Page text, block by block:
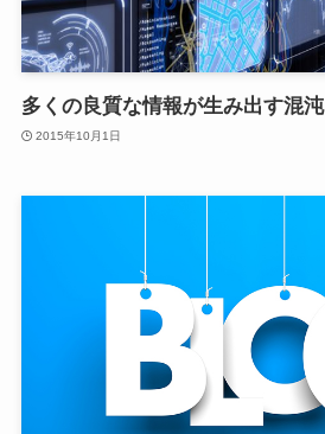
多くの良質な情報が生み出す混沌
2015年10月1日